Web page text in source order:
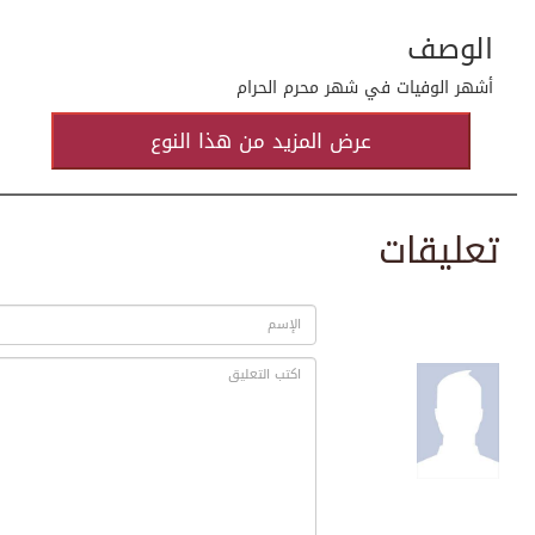
الوصف
أشهر الوفيات في شهر محرم الحرام
عرض المزيد من هذا النوع
تعليقات